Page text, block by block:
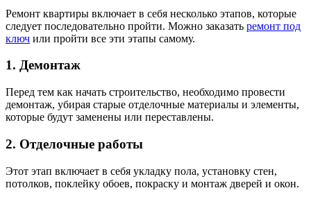
Ремонт квартиры включает в себя несколько этапов, которые
следует последовательно пройти. Можно заказать ремонт под
ключ или пройти все эти этапы самому.
1. Демонтаж
Перед тем как начать строительство, необходимо провести
демонтаж, убирая старые отделочные материалы и элементы,
которые будут заменены или переставлены.
2. Отделочные работы
Этот этап включает в себя укладку пола, установку стен,
потолков, поклейку обоев, покраску и монтаж дверей и окон.